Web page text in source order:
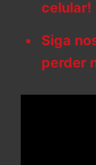
celular!
Siga
perder